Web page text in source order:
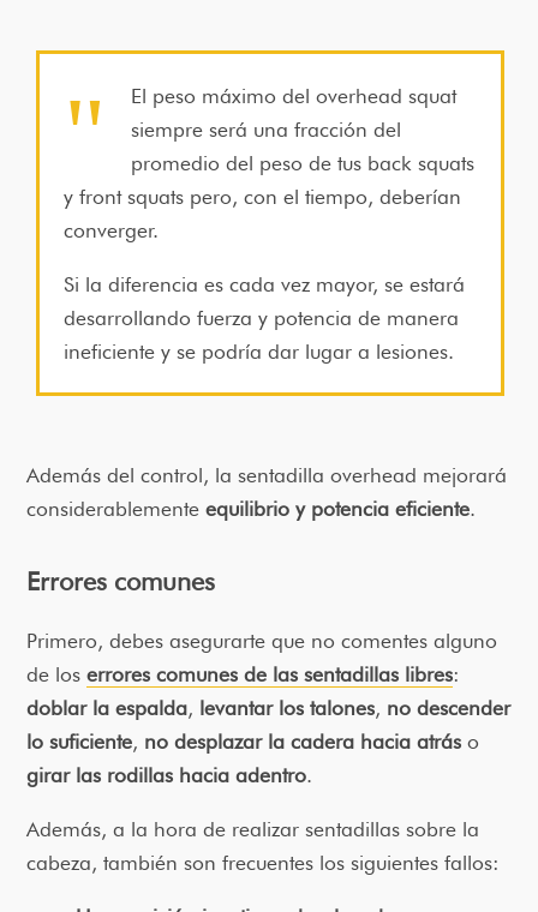
El peso máximo del overhead squat
siempre será una fracción del
promedio del peso de tus back squats
y front squats pero, con el tiempo, deberían
converger.
Si la diferencia es cada vez mayor, se estará
desarrollando fuerza y potencia de manera
ineficiente y se podría dar lugar a lesiones.
Además del control, la sentadilla overhead mejorará
considerablemente equilibrio y potencia eficiente.
Errores comunes
Primero, debes asegurarte que no comentes alguno
de los errores comunes de las sentadillas libres:
doblar la espalda, levantar los talones, no descender
lo suficiente, no desplazar la cadera hacia atráso
girar las rodillas hacia adentro.
Además, a la hora de realizar sentadillas sobre la
cabeza, también son frecuentes los siguientes fallos: